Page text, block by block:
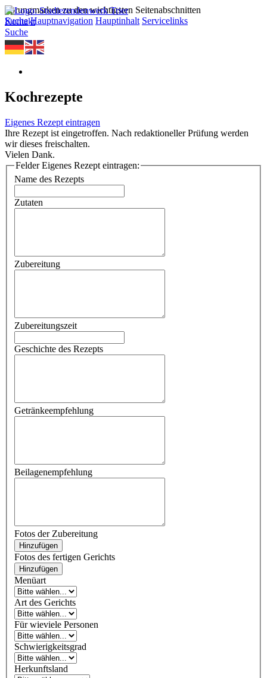
Sprungmarken zu den wichtigsten Seitenabschnitten
Suche Hauptnavigation Hauptinhalt Servicelinks
Kontakt
Suche
Kochrezepte
Eigenes Rezept eintragen
Ihre Rezept ist eingetroffen. Nach redaktioneller Prüfung werden
wir dieses freischalten.
Vielen Dank.
Felder Eigenes Rezept eintragen:
Name des Rezepts
Zutaten
Zubereitung
Zubereitungszeit
Geschichte des Rezepts
Getränkeempfehlung
Beilagenempfehlung
Fotos der Zubereitung
Hinzufügen
Fotos des fertigen Gerichts
Hinzufügen
Menüart
Art des Gerichts
Für wieviele Personen
Schwierigkeitsgrad
Herkunftsland